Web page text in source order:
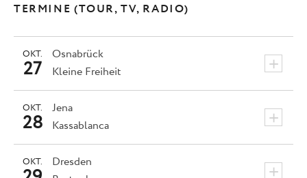
TERMINE (TOUR, TV, RADIO)
Osnabrück +
OKT.
27 Kleine Freiheit
Jena +
OKT.
28 Kassablanca
Dresden +
OKT.